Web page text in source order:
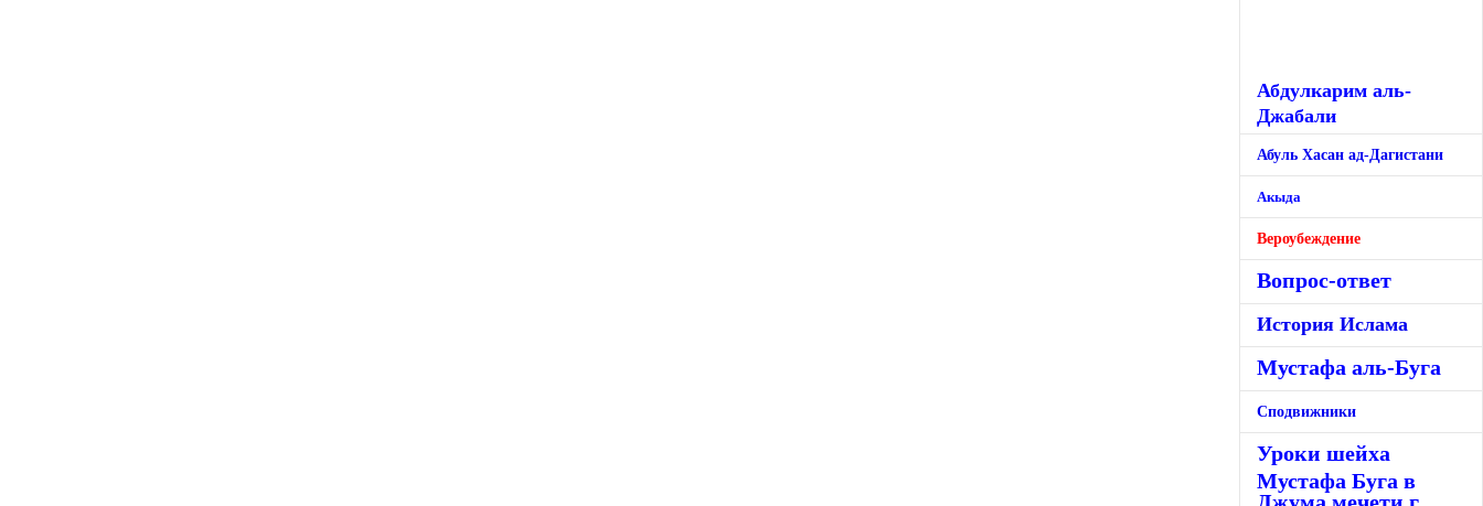
Абдулкарим аль-
Джабали
Абуль Хасан ад-Дагистани
Акыда
Вероубеждение
Вопрос-ответ
История Ислама
Мустафа аль-Буга
Сподвижники
Уроки шейха
Мустафа Буга в
Джума мечети г.